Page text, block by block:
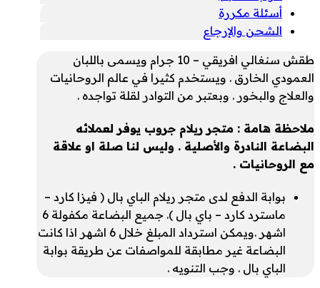
أسئلة مكررة
الشحن والإرجاع
طقش سنغالي افريقي – 10 جرام ويسمى باللبان
العمودي الخارق . ويستخدم كثيرا في عالم الروحانيات
والعلاج والبخور . وبعتبر من التوادر لقلة تواجده .
ملاحظة هامة : متجر ريلام جروب يوفر لعملائه
البضاعة النادرة والأصلية . وليس لنا صلة او علاقة
مع الروحانيات .
بوابة الدفع لدى متجر ريلام الباي بال ( فيزا كارد –
ماسترد كارد – باي بال ). جميع البضاعة مكفولة 6
اشهر .ويمكن استرداد المبلغ خلال 6 اشهر اذا كانت
البضاعة غير مطابقة للمواصفات عن طريقة بوابة
الباي بال . وجب التنويه .